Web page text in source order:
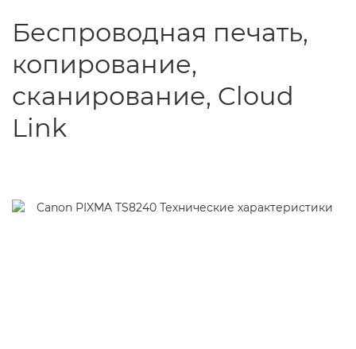
Беспроводная печать,
копирование,
сканирование, Cloud
Link